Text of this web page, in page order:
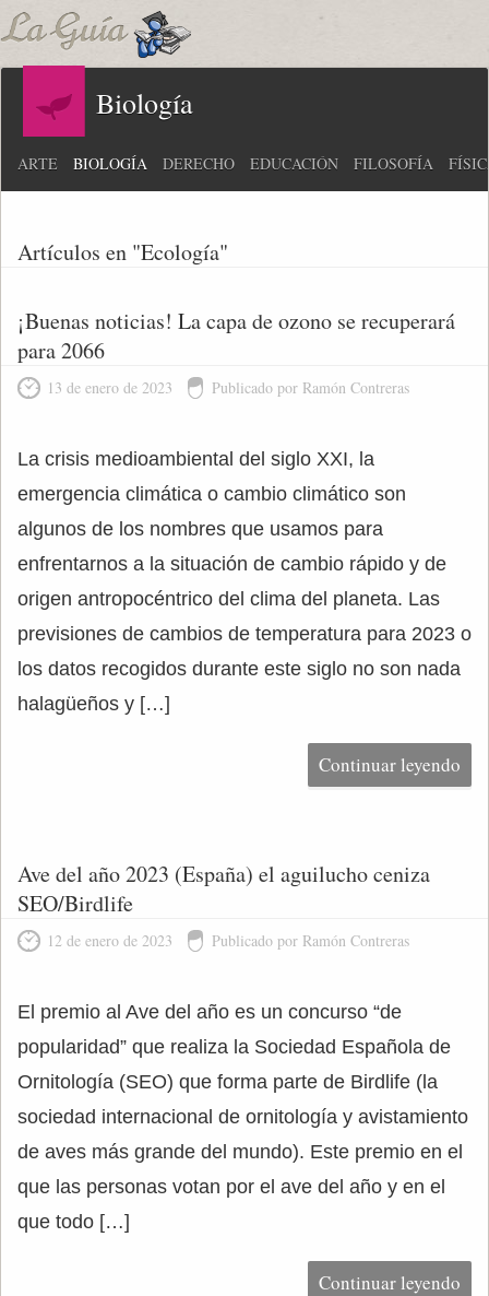
Biología
ARTE BIOLOGÍA DERECHO EDUCACIÓN FILOSOFÍA
Artículos en "Ecología"
¡Buenas noticias! La capa de ozono se recuperará
para 2066
13 de enero de 2023 Publicado por Ramón Contreras
La crisis medioambiental del siglo XXI, la
emergencia climática o cambio climático son
algunos de los nombres que usamos para
enfrentarnos a la situación de cambio rápido y de
origen antropocéntrico del clima del planeta. Las
previsiones de cambios de temperatura para 2023 o
los datos recogidos durante este siglo no son nada
halagüeños y […]
Continuar leyendo
Ave del año 2023 (España) el aguilucho ceniza
SEO/Birdlife
12 de enero de 2023 Publicado por Ramón Contreras
El premio al Ave del año es un concurso “de
popularidad” que realiza la Sociedad Española de
Ornitología (SEO) que forma parte de Birdlife (la
sociedad internacional de ornitología y avistamiento
de aves más grande del mundo). Este premio en el
que las personas votan por el ave del año y en el
que todo […]
Continuar leyendo